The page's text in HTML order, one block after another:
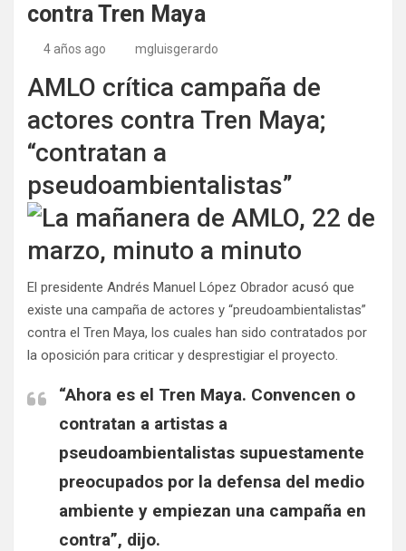
contra Tren Maya
4 años ago mgluisgerardo
AMLO crítica campaña de
actores contra Tren Maya;
“contratan a
pseudoambientalistas”
El presidente Andrés Manuel López Obrador acusó que
existe una campaña de actores y “preudoambientalistas”
contra el Tren Maya, los cuales han sido contratados por
la oposición para criticar y desprestigiar el proyecto.
“Ahora es el Tren Maya. Convencen o
contratan a artistas a
pseudoambientalistas supuestamente
preocupados por la defensa del medio
ambiente y empiezan una campaña en
contra”, dijo.